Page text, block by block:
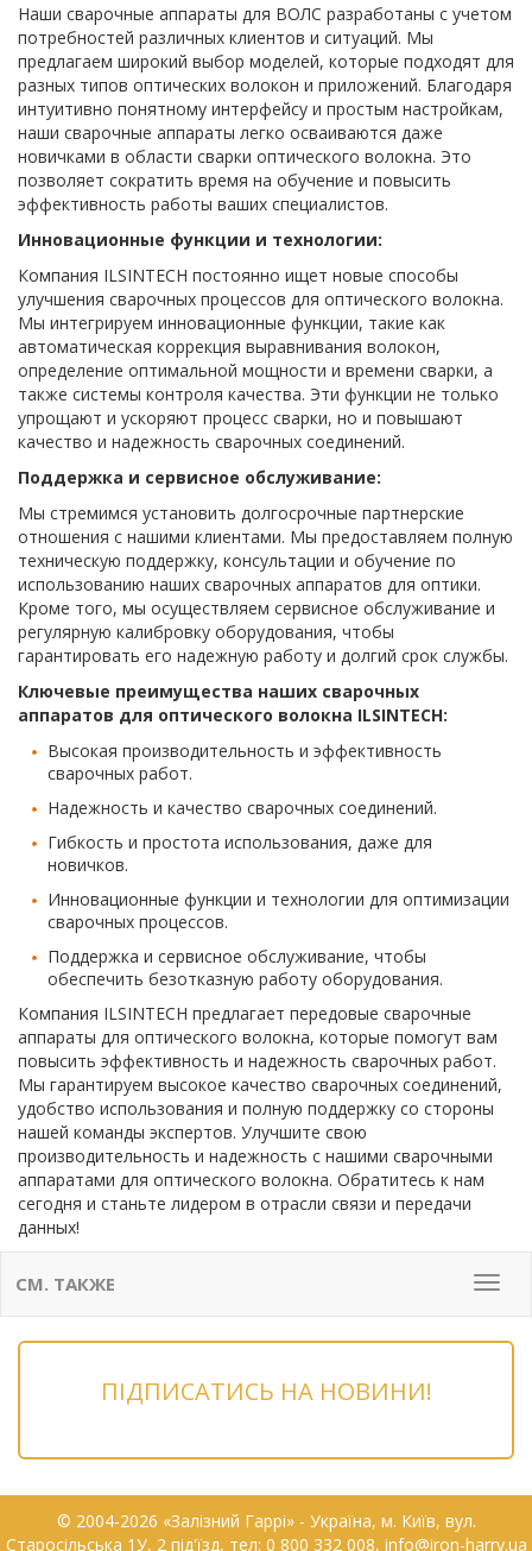
Наши сварочные аппараты для ВОЛС разработаны с учетом
потребностей различных клиентов и ситуаций. Мы
предлагаем широкий выбор моделей, которые подходят для
разных типов оптических волокон и приложений. Благодаря
интуитивно понятному интерфейсу и простым настройкам,
наши сварочные аппараты легко осваиваются даже
новичками в области сварки оптического волокна. Это
позволяет сократить время на обучение и повысить
эффективность работы ваших специалистов.
Инновационные функции и технологии:
Компания ILSINTECH постоянно ищет новые способы
улучшения сварочных процессов для оптического волокна.
Мы интегрируем инновационные функции, такие как
автоматическая коррекция выравнивания волокон,
определение оптимальной мощности и времени сварки, а
также системы контроля качества. Эти функции не только
упрощают и ускоряют процесс сварки, но и повышают
качество и надежность сварочных соединений.
Поддержка и сервисное обслуживание:
Мы стремимся установить долгосрочные партнерские
отношения с нашими клиентами. Мы предоставляем полную
техническую поддержку, консультации и обучение по
использованию наших сварочных аппаратов для оптики.
Кроме того, мы осуществляем сервисное обслуживание и
регулярную калибровку оборудования, чтобы
гарантировать его надежную работу и долгий срок службы.
Ключевые преимущества наших сварочных
аппаратов для оптического волокна ILSINTECH:
Высокая производительность и эффективность
сварочных работ.
Надежность и качество сварочных соединений.
Гибкость и простота использования, даже для
новичков.
Инновационные функции и технологии для оптимизации
сварочных процессов.
Поддержка и сервисное обслуживание, чтобы
обеспечить безотказную работу оборудования.
Компания ILSINTECH предлагает передовые сварочные
аппараты для оптического волокна, которые помогут вам
повысить эффективность и надежность сварочных работ.
Мы гарантируем высокое качество сварочных соединений,
удобство использования и полную поддержку со стороны
нашей команды экспертов. Улучшите свою
производительность и надежность с нашими сварочными
аппаратами для оптического волокна. Обратитесь к нам
сегодня и станьте лидером в отрасли связи и передачи
данных!
Меню
СМ. ТАКЖЕ
ПІДПИСАТИСЬ НА НОВИНИ!
© 2004-2026 «Залізний Гаррі» - Українa, м. Київ, вул.
Старосільська 1У, 2 під'їзд, тел: 0 800 332 008, info@iron-harry.ua